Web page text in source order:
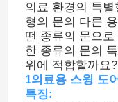
의료 환경의 특
형의 문의 다른
떤 종류의 문으
한 종류의 문의
위에 적합할까요?
1의료용 스윙 도어
특징: